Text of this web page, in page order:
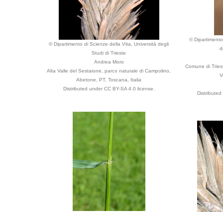
© Dipartimento di Scienze della Vita, Università degli
Studi di Trieste
Andrea Moro
Alta Valle del Sestaione, parco naturale di Campolino,
Abetone, PT, Toscana, Italia
Distributed under CC BY-SA 4.0 license.
©
Comune di
Distributed